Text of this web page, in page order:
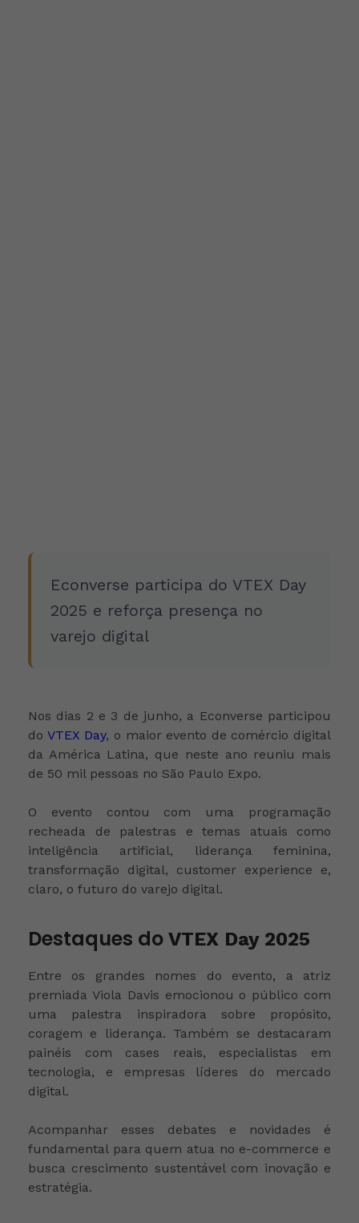
Econverse participa do VTEX Day
2025 e reforça presença no
varejo digital
Nos dias 2 e 3 de junho, a Econverse participou
do VTEX Day, o maior evento de comércio digital
da América Latina, que neste ano reuniu mais
de 50 mil pessoas no São Paulo Expo.
O evento contou com uma programação
recheada de palestras e temas atuais como
inteligência artificial, liderança feminina,
transformação digital, customer experience e,
claro, o futuro do varejo digital.
Destaques do VTEX Day 2025
Entre os grandes nomes do evento, a atriz
premiada Viola Davis emocionou o público com
uma palestra inspiradora sobre propósito,
coragem e liderança. Também se destacaram
painéis com cases reais, especialistas em
tecnologia, e empresas líderes do mercado
digital.
Acompanhar esses debates e novidades é
fundamental para quem atua no e-commerce e
busca crescimento sustentável com inovação e
estratégia.